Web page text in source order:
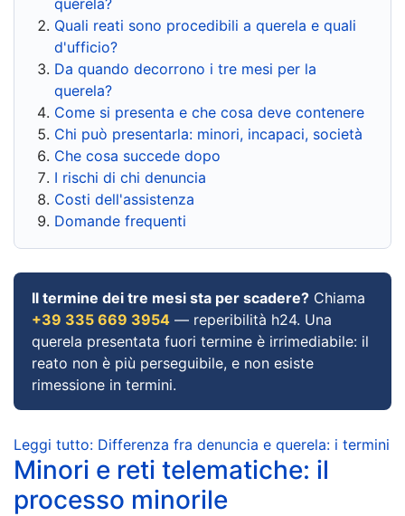
Quali reati sono procedibili a querela e quali
d'ufficio?
Da quando decorrono i tre mesi per la
querela?
Come si presenta e che cosa deve contenere
Chi può presentarla: minori, incapaci, società
Che cosa succede dopo
I rischi di chi denuncia
Costi dell'assistenza
Domande frequenti
Il termine dei tre mesi sta per scadere? Chiama
+39 335 669 3954 — reperibilità h24. Una
querela presentata fuori termine è irrimediabile: il
reato non è più perseguibile, e non esiste
rimessione in termini.
Leggi tutto: Differenza fra denuncia e querela: i termini
Minori e reti telematiche: il
processo minorile